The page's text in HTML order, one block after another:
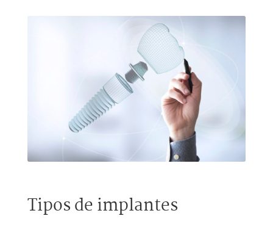
Tipos de implantes